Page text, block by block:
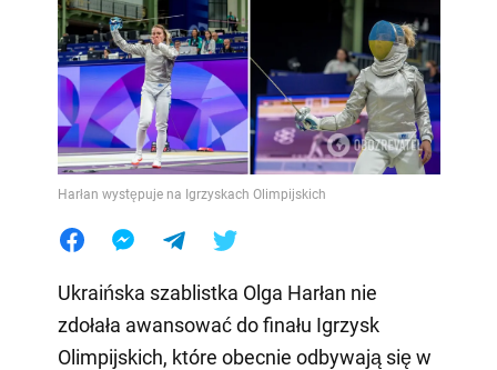
Harłan występuje na Igrzyskach Olimpijskich
Ukraińska szablistka Olga Harłan nie
zdołała awansować do finału Igrzysk
Olimpijskich, które obecnie odbywają się w